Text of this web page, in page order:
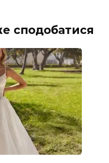
сподобатися